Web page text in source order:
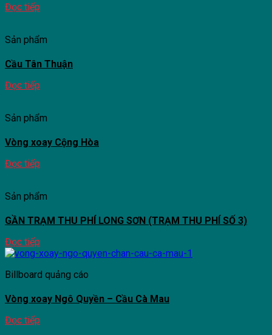
Đọc tiếp
Sản phẩm
Cầu Tân Thuận
Đọc tiếp
Sản phẩm
Vòng xoay Cộng Hòa
Đọc tiếp
Sản phẩm
GẦN TRẠM THU PHÍ LONG SƠN (TRẠM THU PHÍ SỐ 3)
Đọc tiếp
Billboard quảng cáo
Vòng xoay Ngô Quyền – Cầu Cà Mau
Đọc tiếp